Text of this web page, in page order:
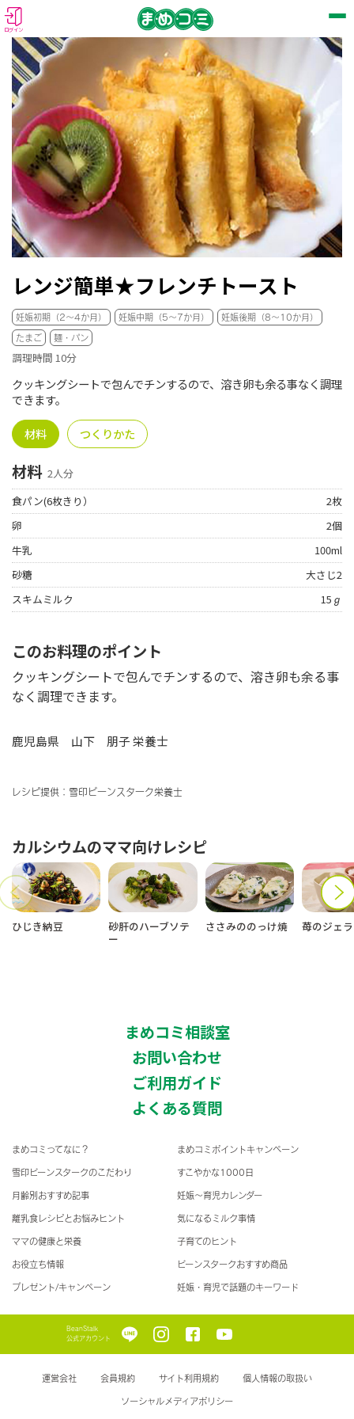
ログイン
レンジ簡単★フレンチトースト
妊娠初期（2～4か月） 妊娠中期（5～7か月）
妊娠後期（8～10か月）
たまご
麺・パン
調理時間 10分
クッキングシートで包んでチンするので、溶き卵も余る事なく調理
できます。
材料 つくりかた
材料 2人分
食パン(6枚きり）
2枚
卵
2個
牛乳
100ml
砂糖
大さじ2
スキムミルク
15ℊ
このお料理のポイント
クッキングシートで包んでチンするので、溶き卵も余る事
なく調理できます。
鹿児島県 山下 朋子 栄養士
レシピ提供：雪印ビーンスターク栄養士
カルシウムのママ向けレシピ
ひじき納豆
砂肝のハーブソテ
ー
ささみののっけ焼 苺のジェ
まめコミ相談室
お問い合わせ
ご利用ガイド
よくある質問
まめコミってなに？ まめコミポイントキャンペーン
雪印ビーンスタークのこだわり すこやかな1000日
月齢別おすすめ記事 妊娠〜育児カレンダー
離乳食レシピとお悩みヒント 気になるミルク事情
ママの健康と栄養 子育てのヒント
お役立ち情報 ビーンスタークおすすめ商品
プレゼント/キャンペーン 妊娠・育児で話題のキーワード
BeanStalk
公式アカウント
運営会社 会員規約 サイト利用規約 個人情報の取扱い
ソーシャルメディアポリシー